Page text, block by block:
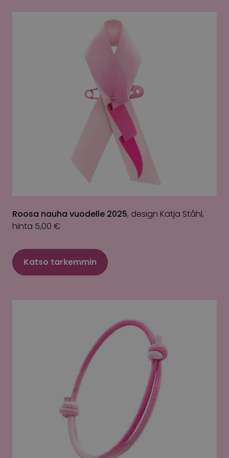
Roosa nauha vuodelle 2025, design Katja Ståhl,
hinta 5,00 €
Katso tarkemmin